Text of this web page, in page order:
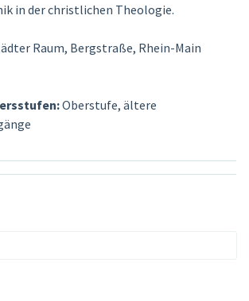
in der christlichen Theologie.
Raum, Bergstraße, Rhein-Main
Oberstufe, ältere